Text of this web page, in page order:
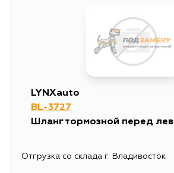
LYNXauto
BL-3727
Шланг тормозной перед лев
Отгрузка со склада г. Владивосток